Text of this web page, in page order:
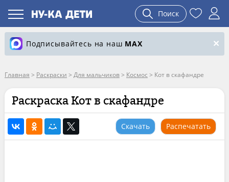
Поиск
Подписывайтесь на наш MAX
Главная > Раскраски > Для мальчиков> Космос > Кот в скафандре
Раскраска Кот в скафандре
Скачать Распечатать